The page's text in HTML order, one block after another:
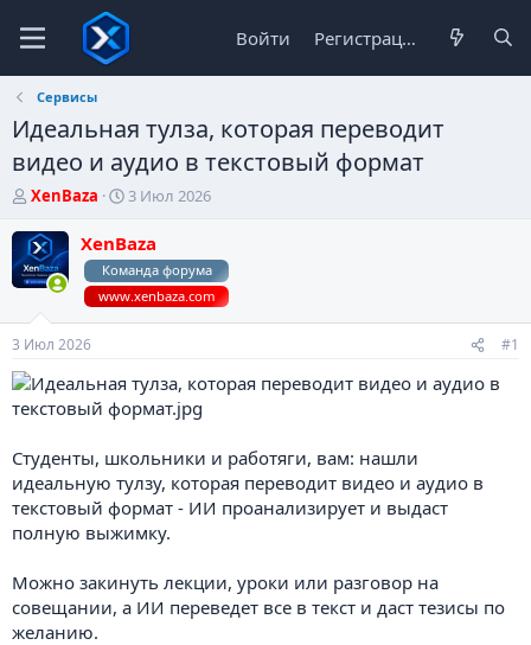
Войти Регистрация
Сервисы
Идеальная тулза, которая переводит
видео и аудио в текстовый формат
А
т
о
р
м
XenBaza
Д
т
а
н
а
ч
а
3 Июл 2026
XenBaza
Команда форума
www.xenbaza.com
3 Июл 2026 #1
Студенты, школьники и работяги, вам: нашли
идеальную тулзу, которая переводит видео и аудио в
текстовый формат - ИИ проанализирует и выдаст
полную выжимку.
Можно закинуть лекции, уроки или разговор на
совещании, а ИИ переведет все в текст и даст тезисы по
желанию.